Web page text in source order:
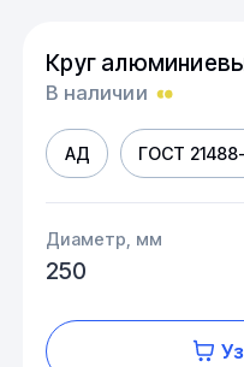
Круг
В наличии
АД ГОСТ
Диаметр, мм
250